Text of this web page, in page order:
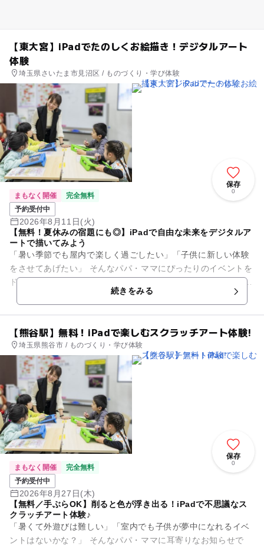
【東大宮】iPadでたのしくお絵描き！デジタルアート
体験
埼玉県さいたま市見沼区 / ものづくり・学び体験
保存
0
まもなく開催
完全無料
予約受付中
2026年8月11日(火)
【無料！夏休みの宿題にも◎】iPadで自由な未来をデジタルア
ートで描いてみよう
「暑い季節でも屋内で楽しく過ごしたい」「子供に新しい体験
をさせてあげたい」 そんなパパ・ママにぴったりのイベントを
ドコモショップで開催します。 いま話題の「デジタルアート」
続きをみる
【熊谷駅】無料！iPadで楽しむスクラッチアート体験!
埼玉県熊谷市 / ものづくり・学び体験
保存
0
まもなく開催
完全無料
予約受付中
2026年8月27日(木)
【無料／手ぶらOK】削ると色が浮き出る！iPadで不思議なス
クラッチアート体験♪
「暑くて外遊びは難しい」「室内でも子供が夢中になれるイベ
ントはないかな？」 そんなパパ・ママに耳寄りなお知らせで